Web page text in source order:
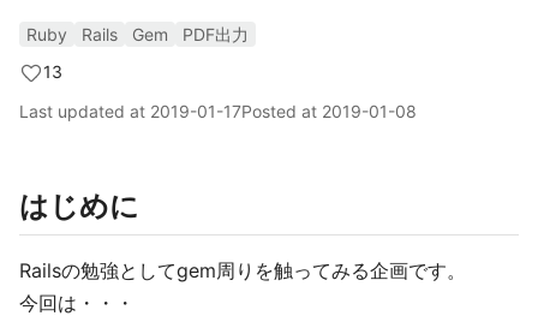
Ruby Rails Gem
PDF出力
13
Last updated at 2019-01-17Posted at 2019-01-08
はじめに
Railsの勉強としてgem周りを触ってみる企画です。
今回は・・・